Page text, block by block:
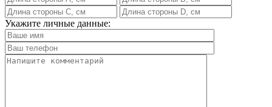
Укажите личные данные: